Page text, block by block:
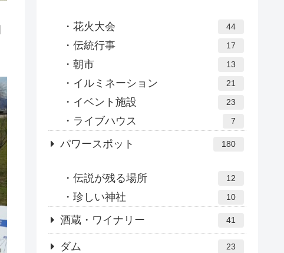
花火大会 44
伝統行事 17
朝市 13
イルミネーション 21
イベント施設 23
ライブハウス 7
パワースポット 180
伝説が残る場所 12
珍しい神社 10
酒蔵・ワイナリー 41
ダム 23